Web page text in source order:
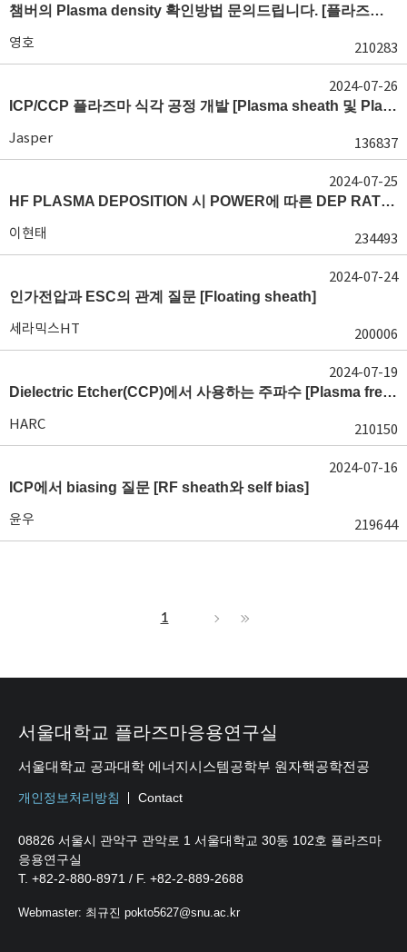
챔버의 Plasma density 확인방법 문의드립니다. [플라즈마 모니터링, OES, LP]
영호 210283
ICP/CCP 플라즈마 식각 공정 개발 [Plasma sheath 및 Plasma generation]
Jasper 136837
2024-07-26
HF PLASMA DEPOSITION 시 POWER에 따른 DEP RATE 변화 [장비 플라즈마, Rate constant]
이현태 234493
2024-07-25
인가전압과 ESC의 관계 질문 [Floating sheath]
세라믹스HT 200006
2024-07-24
Dielectric Etcher(CCP)에서 사용하는 주파수 [Plasma frequency 및 RF sheath]
HARC 210150
2024-07-19
ICP에서 biasing 질문 [RF sheath와 self bias]
윤우 219644
2024-07-16
1
서울대학교 플라즈마응용연구실
서울대학교 공과대학 에너지시스템공학부 원자핵공학전공
개인정보처리방침 Contact
08826 서울시 관악구 관악로 1 서울대학교 30동 102호 플라즈마
응용연구실
T. +82-2-880-8971 / F. +82-2-889-2688
Webmaster: 최규진 pokto5627@snu.ac.kr